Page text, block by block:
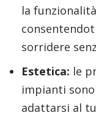
la
sorridere
Estetica: le
impianti
adattarsi al